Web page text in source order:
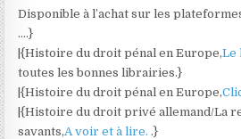
Disponible à l’achat sur les
….}
|{Histoire du droit pénal en Europe,
toutes les bonnes librairies.}
|{Histoire du droit pénal en Europe,
|{Histoire du droit privé allemand/La
savants,A voir et à lire..}